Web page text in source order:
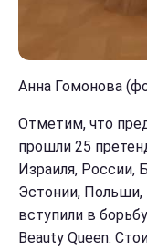
Анна Гомонова
Отметим, что
прошли 25
Израиля, России,
Эстонии, Польши,
вступили в
Beauty Queen.